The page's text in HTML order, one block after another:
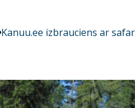
Kanuu.ee izbrauciens ar